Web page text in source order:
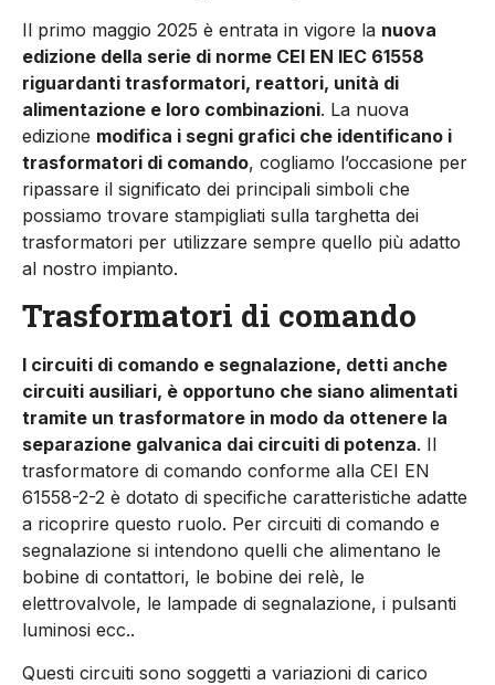
Il primo maggio 2025 è entrata in vigore la nuova
edizione della serie di norme CEI EN IEC 61558
riguardanti trasformatori, reattori, unità di
alimentazione e loro combinazioni. La nuova
edizione modifica i segni grafici che identificano i
trasformatori di comando, cogliamo l’occasione per
ripassare il significato dei principali simboli che
possiamo trovare stampigliati sulla targhetta dei
trasformatori per utilizzare sempre quello più adatto
al nostro impianto.
Trasformatori di comando
I circuiti di comando e segnalazione, detti anche
circuiti ausiliari, è opportuno che siano alimentati
tramite un trasformatore in modo da ottenere la
separazione galvanica dai circuiti di potenza. Il
trasformatore di comando conforme alla CEI EN
61558-2-2 è dotato di specifiche caratteristiche adatte
a ricoprire questo ruolo. Per circuiti di comando e
segnalazione si intendono quelli che alimentano le
bobine di contattori, le bobine dei relè, le
elettrovalvole, le lampade di segnalazione, i pulsanti
luminosi ecc..
Questi circuiti sono soggetti a variazioni di carico